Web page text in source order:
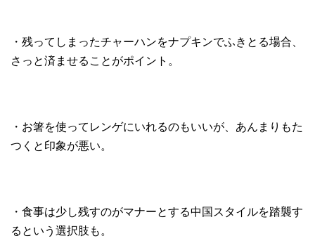
・残ってしまったチャーハンをナプキンでふきとる場合、
さっと済ませることがポイント。
・お箸を使ってレンゲにいれるのもいいが、あんまりもた
つくと印象が悪い。
・食事は少し残すのがマナーとする中国スタイルを踏襲す
るという選択肢も。